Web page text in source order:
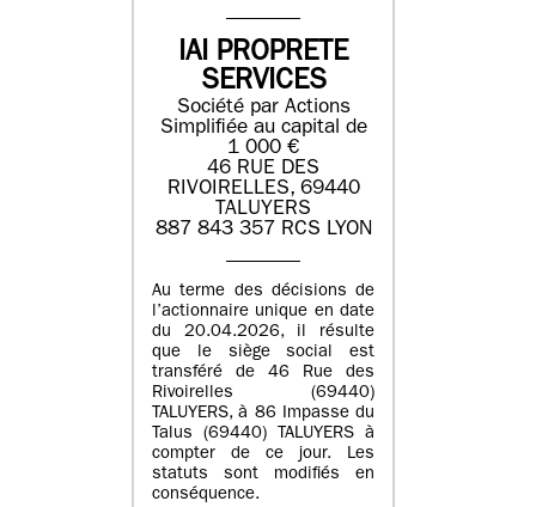
IAI PROPRETE
SERVICES
Société par Actions
Simplifiée au capital de
1 000 €
46 RUE DES
RIVOIRELLES, 69440
TALUYERS
887 843 357 RCS LYON
Au terme des décisions de
l’actionnaire unique en date
du 20.04.2026, il résulte
que le siège social est
transféré de 46 Rue des
Rivoirelles (69440)
TALUYERS, à 86 Impasse du
Talus (69440) TALUYERS à
compter de ce jour. Les
statuts sont modifiés en
conséquence.